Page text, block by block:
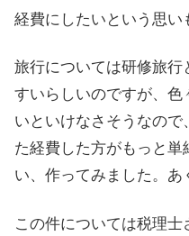
経費にしたいという思い
旅行については研修旅
すいらしいのですが、
いといけなさそうなの
た経費した方がもっと
い、作ってみました。あ
この件については税理